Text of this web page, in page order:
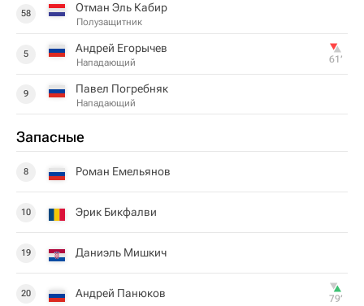
58 Отман Эль Кабир
Полузащитник
5 Андрей Егорычев
Нападающий 61‎’‎
9 Павел Погребняк
Нападающий
Запасные
8 Роман Емельянов
10 Эрик Бикфалви
19 Даниэль Мишкич
20 Андрей Панюков 79‎’‎